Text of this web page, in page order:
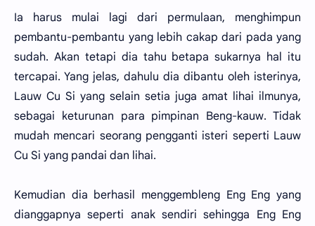
Ia harus mulai lagi dari permulaan, menghimpun
pembantu-pembantu yang lebih cakap dari pada yang
sudah. Akan tetapi dia tahu betapa sukarnya hal itu
tercapai. Yang jelas, dahulu dia dibantu oleh isterinya,
Lauw Cu Si yang selain setia juga amat lihai ilmunya,
sebagai keturunan para pimpinan Beng-kauw. Tidak
mudah mencari seorang pengganti isteri seperti Lauw
Cu Si yang pandai dan lihai.
Kemudian dia berhasil menggembleng Eng Eng yang
dianggapnya seperti anak sendiri sehingga Eng Eng